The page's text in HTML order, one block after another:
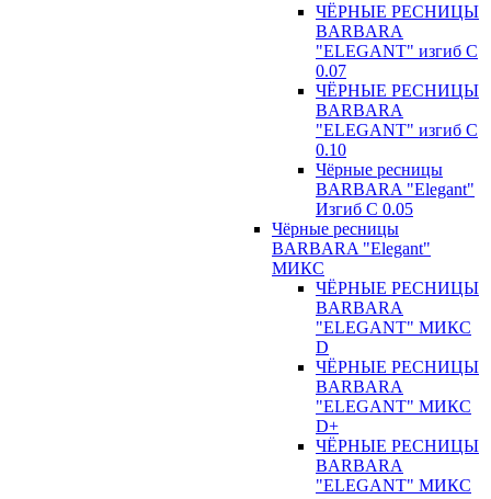
ЧЁРНЫЕ РЕСНИЦЫ
BARBARA
"ELEGANT" изгиб С
0.07
ЧЁРНЫЕ РЕСНИЦЫ
BARBARA
"ELEGANT" изгиб С
0.10
Чёрные ресницы
BARBARA "Elegant"
Изгиб С 0.05
Чёрные ресницы
BARBARA "Elegant"
МИКС
ЧЁРНЫЕ РЕСНИЦЫ
BARBARA
"ELEGANT" МИКС
D
ЧЁРНЫЕ РЕСНИЦЫ
BARBARA
"ELEGANT" МИКС
D+
ЧЁРНЫЕ РЕСНИЦЫ
BARBARA
"ELEGANT" МИКС